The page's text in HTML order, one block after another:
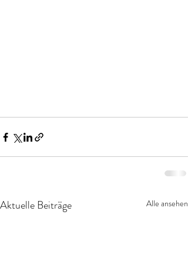
Aktuelle Beiträge Alle ansehen